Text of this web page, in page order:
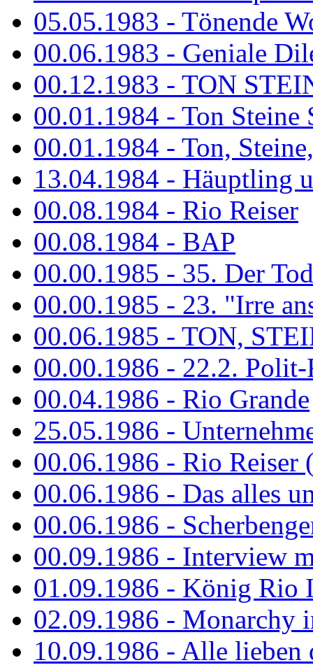
05.05.1983 - Tönende
00.06.1983 - Geniale
00.12.1983 - TON
00.01.1984 - Ton Steine
00.01.1984 - Ton,
13.04.1984 - Häuptling
00.08.1984 - Rio Reiser
00.08.1984 - BAP
00.00.1985 - 35. Der
00.00.1985 - 23. "Irre
00.06.1985 - TON,
00.00.1986 - 22.2.
00.04.1986 - Rio Grande
25.05.1986 -
00.06.1986 - Rio Reiser
00.06.1986 - Das alles
00.06.1986 -
00.09.1986 - Interview
01.09.1986 - König Rio
02.09.1986 - Monarchy
10.09.1986 - Alle lieben